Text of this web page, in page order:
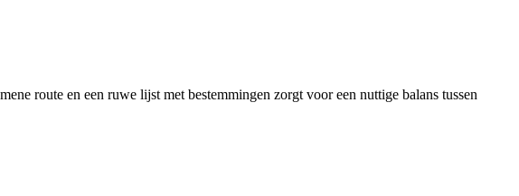
route en een ruwe lijst met bestemmingen zorgt voor een nuttige balans tussen